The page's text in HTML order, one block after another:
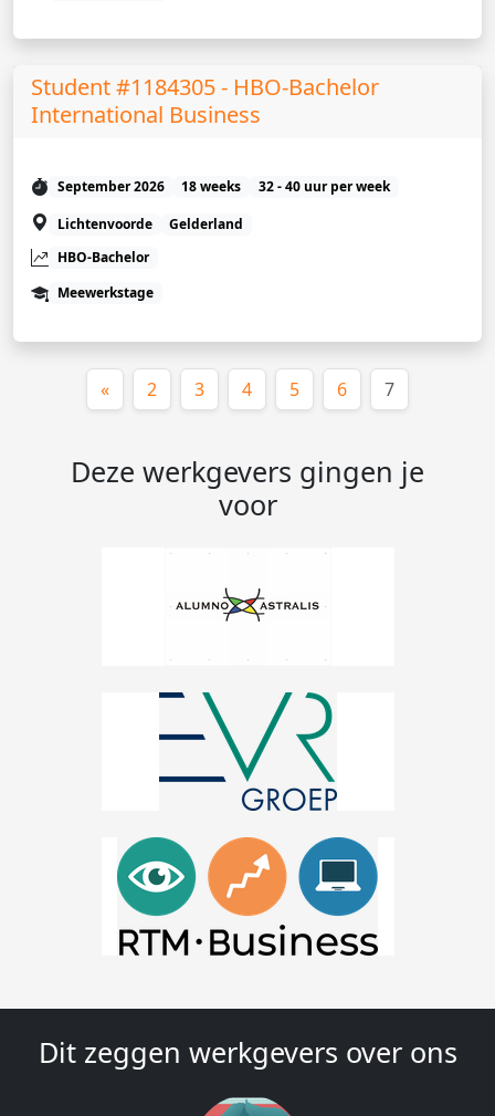
Student #1184305 - HBO-Bachelor
International Business
September 2026 18 weeks
32 - 40 uur per week
Lichtenvoorde
Gelderland
HBO-Bachelor
Meewerkstage
« 2 3 4 5 6 7(huidige)
Deze werkgevers gingen je
voor
Dit zeggen werkgevers over ons